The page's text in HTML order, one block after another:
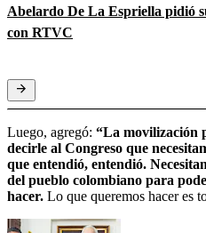
Abelardo De La Espriella pidió
con RTVC
Luego, agregó: “La movilización
decirle al Congreso que
que entendió, entendió.
del pueblo colombiano para
hacer. Lo que queremos hacer es